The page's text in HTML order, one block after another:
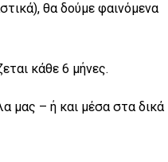
θα δούμε φαινόμενα
κάθε 6 μήνες.
μας – ή και μέσα στα δικά